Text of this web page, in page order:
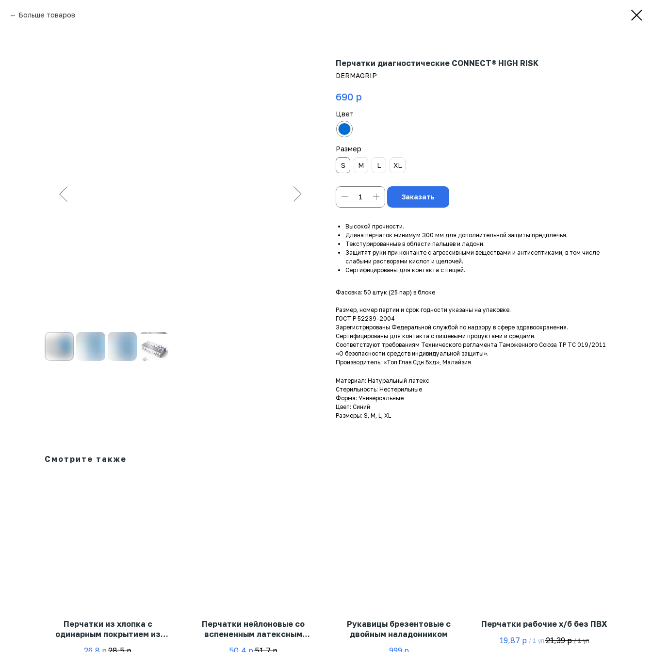
Больше товаров
Перчатки диагностические CONNECT® HIGH RISK
DERMAGRIP
690 р
Цвет
Размер
S
M L XL
Заказать
Высокой прочности.
Длина перчаток минимум 300 мм для дополнительной защиты предплечья.
Текстурированные в области пальцев и ладони.
Защитят руки при контакте с агрессивными веществами и антисептиками, в том числе
слабыми растворами кислот и щелочей.
Сертифицированы для контакта с пищей.
Фасовка: 50 штук (25 пар) в блоке
Размер, номер партии и срок годности указаны на упаковке.
ГОСТ Р 52239-2004
Зарегистрированы Федеральной службой по надзору в сфере здравоохранения.
Сертифицированы для контакта с пищевыми продуктами и средами.
Соответствуют требованиям Технического регламента Таможенного Союза ТР ТС 019/2011
«О безопасности средств индивидуальной защиты».
Производитель: «Топ Глав Сдн Бхд», Малайзия
Материал: Натуральный латекс
Стерильность: Нестерильные
Форма: Универсальные
Цвет: Синий
Размеры: S, M, L, XL
Смотрите также
Перчатки из хлопка с
одинарным покрытием из
Перчатки нейлоновые со
вспененным латексным
Рукавицы брезентовые с
двойным наладонником
Перчатки рабочие х/б без ПВХ
19,87 р / 1 уп 21,39 р/1 уп